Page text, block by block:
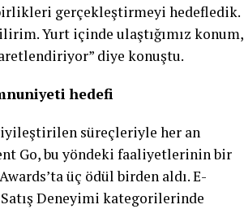
gerçekleştirmeyi hedefledik.
Yurt içinde ulaştığımız konum,
diye konuştu.
hedefi
iyileştirilen süreçleriyle her an
Go, bu yöndeki faaliyetlerinin bir
üç ödül birden aldı. E-
Deneyimi kategorilerinde